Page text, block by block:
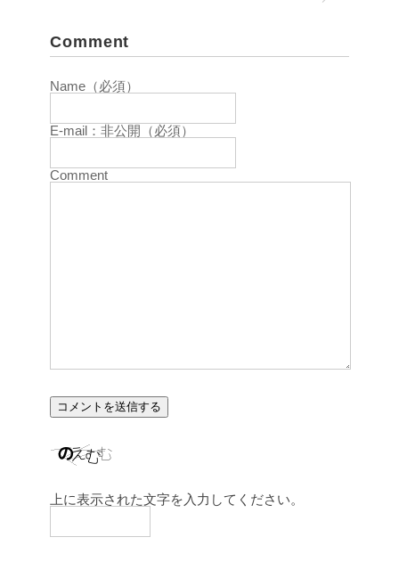
Comment
Name（必須）
E-mail：非公開（必須）
Comment
上に表示された文字を入力してください。